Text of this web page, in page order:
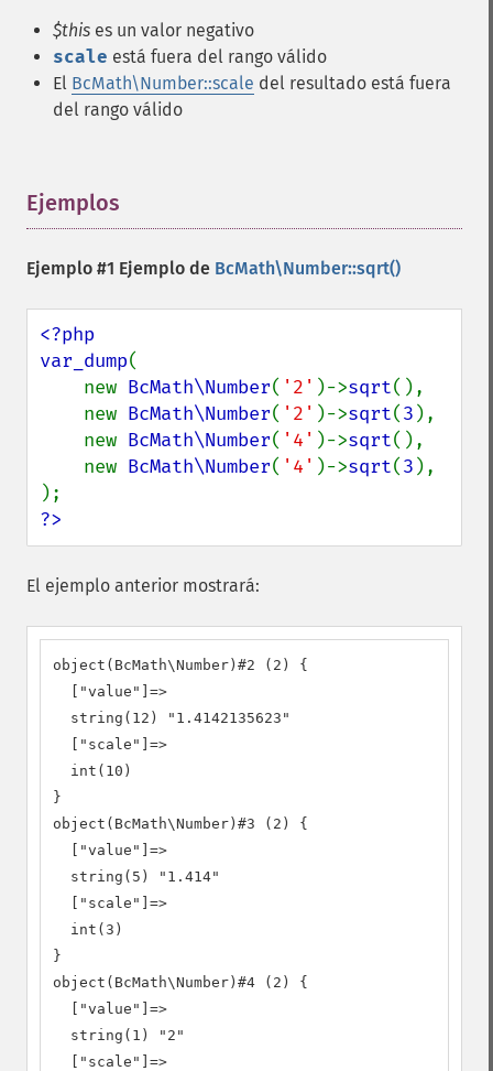
$this es un valor negativo
scale está fuera del rango válido
El BcMath\Number::scale del resultado está fuera
del rango válido
Ejemplos
Ejemplo #1 Ejemplo de BcMath\Number::sqrt()
<?php
var_dump(
    new
BcMath\Number( '2' )->sqrt(),
    new
BcMath\Number( '2' )->sqrt(3 ),
    new
BcMath\Number( '4' )->sqrt(),
    new
BcMath\Number( '4' )->sqrt(3 ),
?>
El ejemplo anterior mostrará:
object(BcMath\Number)#2 (2) {
  ["value"]=>
  string(12) "1.4142135623"
  ["scale"]=>
  int(10)
}
object(BcMath\Number)#3 (2) {
  ["value"]=>
  string(5) "1.414"
  ["scale"]=>
  int(3)
}
object(BcMath\Number)#4 (2) {
  ["value"]=>
  string(1) "2"
  ["scale"]=>